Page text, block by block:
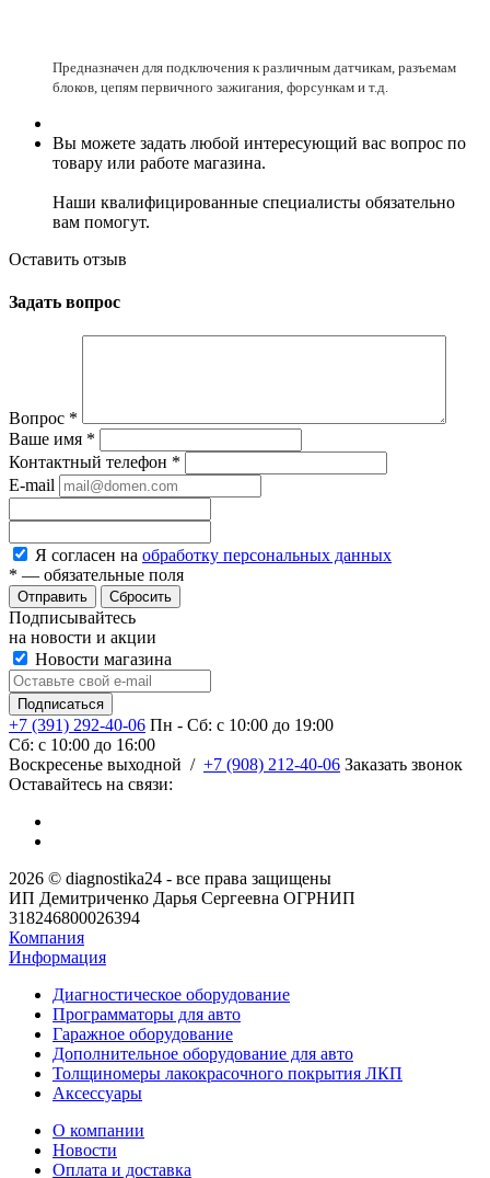
Предназначен для подключения к различным датчикам, разъемам
блоков, цепям первичного зажигания, форсункам и т.д.
Вы можете задать любой интересующий вас вопрос по
товару или работе магазина.
Наши квалифицированные специалисты обязательно
вам помогут.
Оставить отзыв
Задать вопрос
Вопрос *
Ваше имя *
Контактный телефон *
E-mail
Я согласен на обработку персональных данных
* — обязательные поля
Сбросить
Подписывайтесь
на новости и акции
Новости магазина
+7 (391) 292-40-06 Пн - Сб: c 10:00 до 19:00
Сб: c 10:00 до 16:00
​Воскресенье выходной / +7 (908) 212-40-06 Заказать звонок
Оставайтесь на связи:
2026 © diagnostika24 - все права защищены
ИП Демитриченко Дарья Сергеевна ОГРНИП
318246800026394
Компания
Информация
Диагностическое оборудование
Программаторы для авто
Гаражное оборудование
Дополнительное оборудование для авто
Толщиномеры лакокрасочного покрытия ЛКП
Аксессуары
О компании
Новости
Оплата и доставка